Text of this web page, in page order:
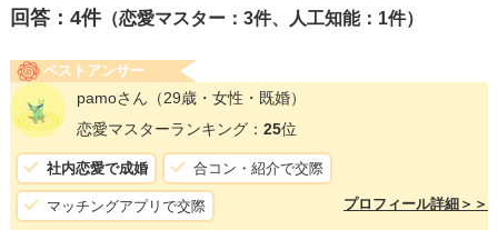
回答： 4件（恋愛マスター：3件、人工知能：1件）
ベストアンサー
pamoさん （29歳・女性・既婚）
恋愛マスターランキング： 25位
社内恋愛で成婚 合コン・紹介で交際
マッチングアプリで交際 プロフィール詳細＞＞